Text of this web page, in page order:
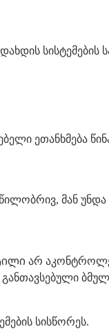
სისტემების
ეთანხმება
მან უნდა
არ
სისწორეს.